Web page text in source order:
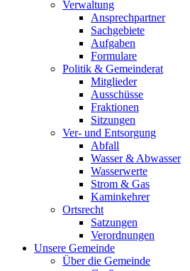
Verwaltung
Ansprechpartner
Sachgebiete
Aufgaben
Formulare
Politik & Gemeinderat
Mitglieder
Ausschüsse
Fraktionen
Sitzungen
Ver- und Entsorgung
Abfall
Wasser & Abwasser
Wasserwerte
Strom & Gas
Kaminkehrer
Ortsrecht
Satzungen
Verordnungen
Unsere Gemeinde
Über die Gemeinde